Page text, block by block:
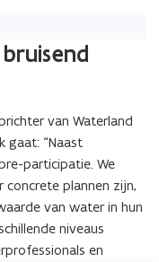
van Waterland
gaat: “Naast
participatie. We
concrete plannen zijn,
van water in hun
niveaus
en